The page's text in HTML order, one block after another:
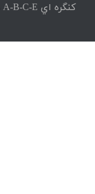
كنگره ايA-B-C-E